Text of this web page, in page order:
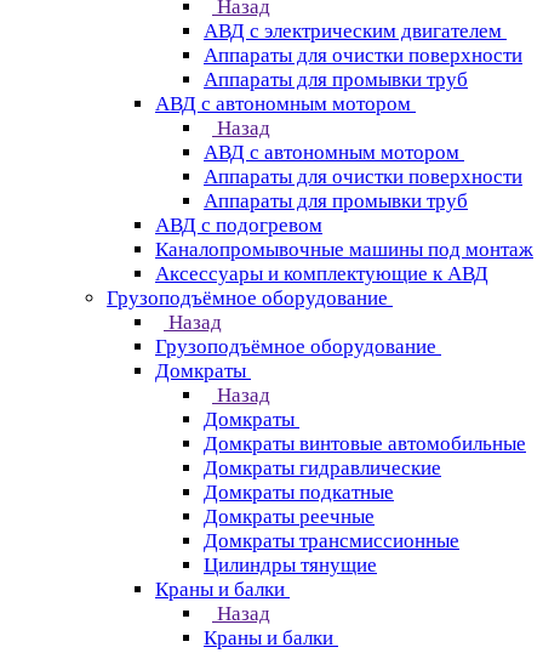
Назад
АВД с электрическим двигателем
Аппараты для очистки поверхности
Аппараты для промывки труб
АВД с автономным мотором
Назад
АВД с автономным мотором
Аппараты для очистки поверхности
Аппараты для промывки труб
АВД с подогревом
Каналопромывочные машины под монтаж
Аксессуары и комплектующие к АВД
Грузоподъёмное оборудование
Назад
Грузоподъёмное оборудование
Домкраты
Назад
Домкраты
Домкраты винтовые автомобильные
Домкраты гидравлические
Домкраты подкатные
Домкраты реечные
Домкраты трансмиссионные
Цилиндры тянущие
Краны и балки
Назад
Краны и балки